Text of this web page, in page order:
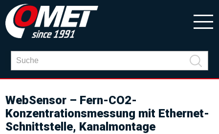
WebSensor – Fern-CO2-
Konzentrationsmessung mit Ethernet-
Schnittstelle, Kanalmontage